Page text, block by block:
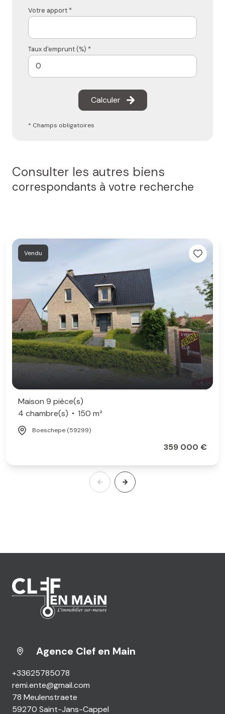
Votre apport *
Taux d'emprunt (%) *
Calculer
* Champs obligatoires
Consulter les autres biens
correspondants à votre recherche
Vendu
Maison 9 pièce(s)
4 chambre(s)
150 m²
Boeschepe (59299)
359 000 €
Agence Clef en Main
+33625785078
remi.ente@gmail.com
78 Meulenstraete
59270 Saint-Jans-Cappel